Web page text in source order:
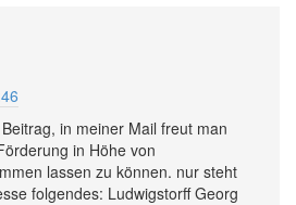
in meiner Mail freut man
in Höhe von
lassen zu können. nur steht
folgendes: Ludwigstorff Georg